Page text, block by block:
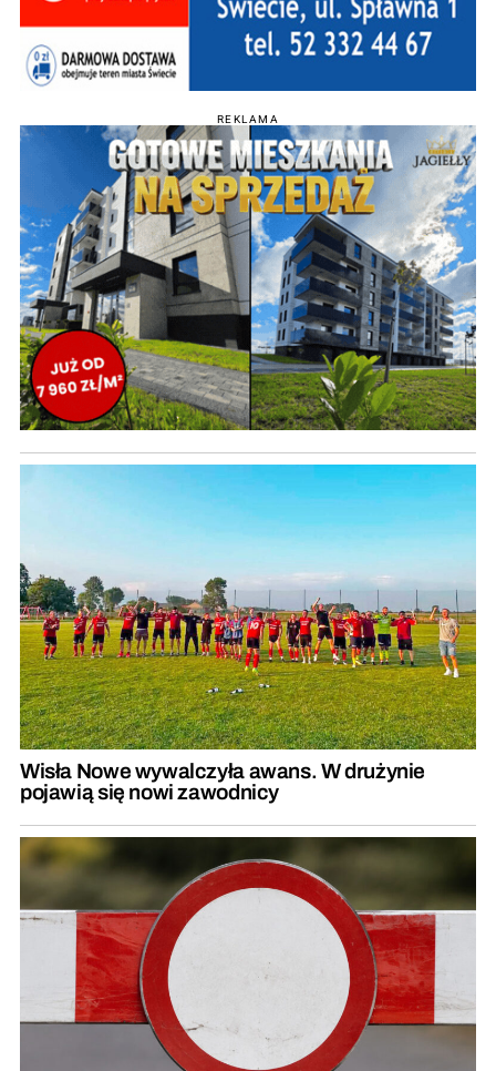
REKLAMA
Wisła Nowe wywalczyła awans. W drużynie
pojawią się nowi zawodnicy